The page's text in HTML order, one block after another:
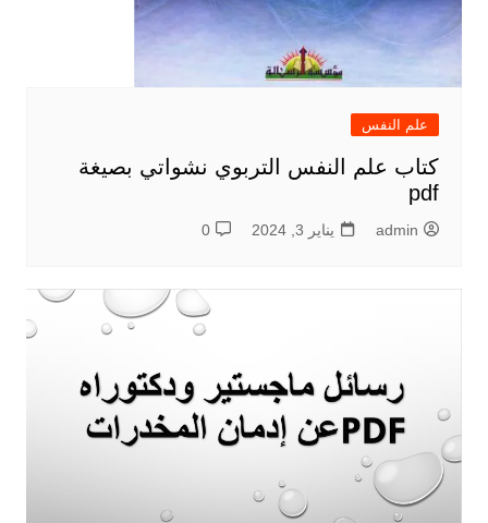
علم النفس
كتاب علم النفس التربوي نشواتي بصيغة
pdf
admin يناير 3, 2024 0